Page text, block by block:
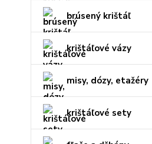
brúsený krištáľ
krištáľové vázy
misy, dózy, etažéry
krištáľové sety